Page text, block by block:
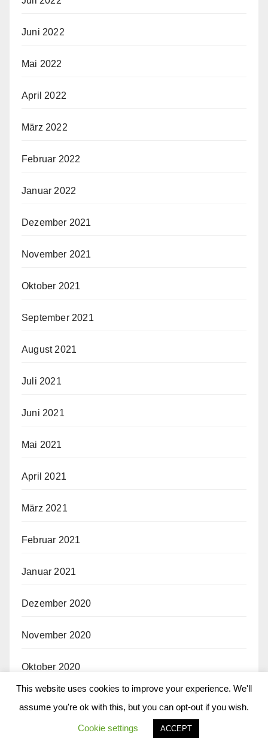
Juni 2022
Mai 2022
April 2022
März 2022
Februar 2022
Januar 2022
Dezember 2021
November 2021
Oktober 2021
September 2021
August 2021
Juli 2021
Juni 2021
Mai 2021
April 2021
März 2021
Februar 2021
Januar 2021
Dezember 2020
November 2020
Oktober 2020
This website uses cookies to improve your experience. We'll
assume you're ok with this, but you can opt-out if you wish.
Cookie settings ACCEPT